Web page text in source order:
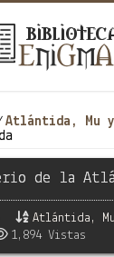
Atlántida, Mu
de la
Atlántida,
1,894 Vistas